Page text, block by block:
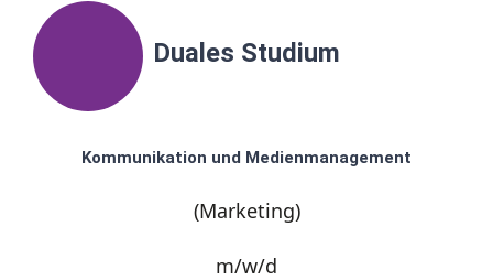
Duales Studium
Kommunikation und Medienmanagement
(Marketing)
m/w/d